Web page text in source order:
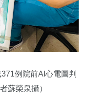
例院前AI心電圖判
蘇榮泉攝）